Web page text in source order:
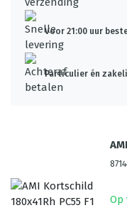
Voor 21:00 uur
Particulier én
Op